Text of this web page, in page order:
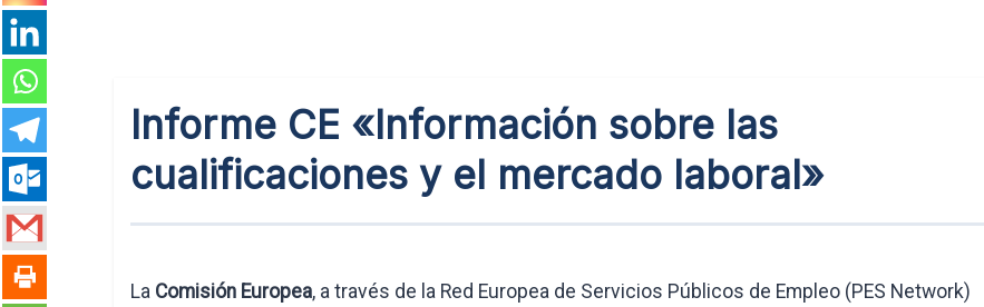
Informe CE «Información sobre las
cualificaciones y el mercado laboral»
La Comisión Europea, a través de la Red Europea de Servicios Públicos de Empleo (PES Network)